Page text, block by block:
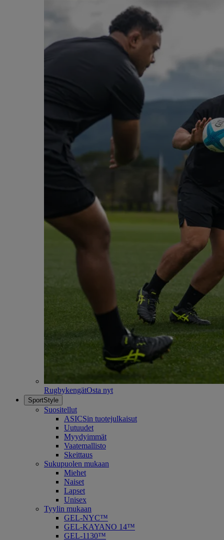
RugbykengätOsta nyt
SportStyle
Suositellut
ASICSin tuotejulkaisut
Uutuudet
Myydyimmät
Vaatemallisto
Skeittaus
Sukupuolen mukaan
Miehet
Naiset
Lapset
Unisex
Tyylin mukaan
GEL-NYC™
GEL-KAYANO 14™
GEL-1130™